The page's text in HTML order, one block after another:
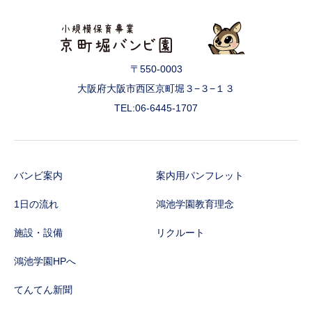
〒550-0003
大阪府大阪市西区京町堀３−３−１３
TEL:06-6445-1707
バンビ案内
1日の流れ
施設・設備
鴻池学園HPへ
てんてん新聞
案内用パンフレット
鴻池学園教育理念
リクルート